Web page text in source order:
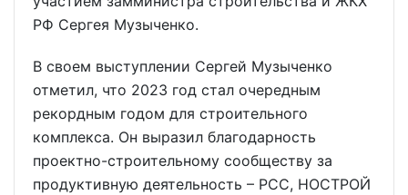
РФ Сергея Музыченко.
В своем выступлении Сергей Музыченко
отметил, что 2023 год стал очередным
рекордным годом для строительного
комплекса. Он выразил благодарность
проектно-строительному сообществу за
продуктивную деятельность – РСС, НОСТРОЙ